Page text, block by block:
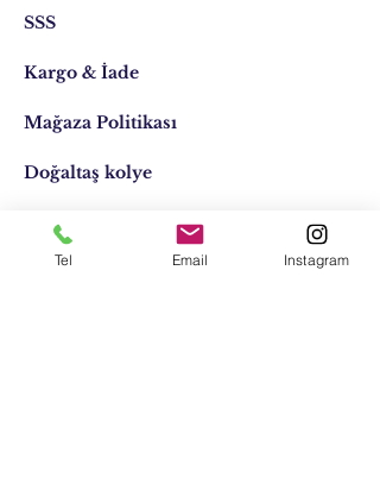
SSS
Kargo & İade
Mağaza Politikası
Doğaltaş kolye
Doğaltaş kişiye özel
Tasarımlar
Tel Email Instagram